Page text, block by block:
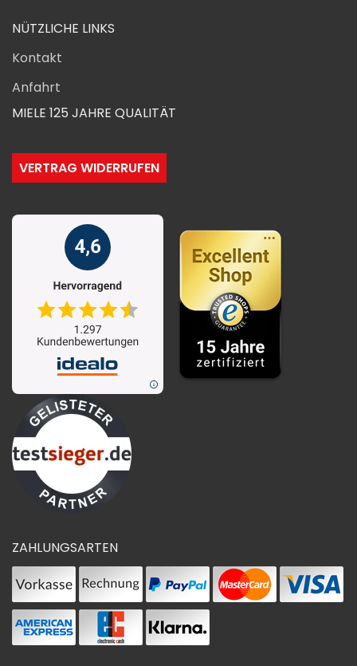
NÜTZLICHE LINKS
Kontakt
Anfahrt
MIELE 125 JAHRE QUALITÄT
VERTRAG WIDERRUFEN
ZAHLUNGSARTEN